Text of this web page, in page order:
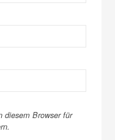
diesem Browser für